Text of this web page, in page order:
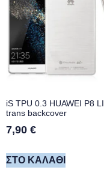
iS TPU 0.3 HUAWEI P8
trans backcover
7,90 €
ΣΤΟ ΚΑΛΆΘΙ